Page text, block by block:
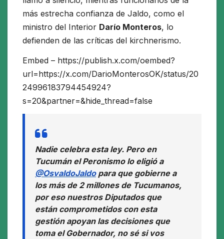
más estrecha confianza de Jaldo, como el
ministro del Interior Darío Monteros, lo
defienden de las críticas del kirchnerismo.
Embed – https://publish.x.com/oembed?
url=https://x.com/DarioMonterosOK/status/20
24996183794454924?
s=20&partner=&hide_thread=false
Nadie celebra esta ley. Pero en
Tucumán el Peronismo lo eligió a
@OsvaldoJaldopara que gobierne a
los más de 2 millones de Tucumanos,
por eso nuestros Diputados que
están comprometidos con esta
gestión apoyan las decisiones que
toma el Gobernador, no sé si vos